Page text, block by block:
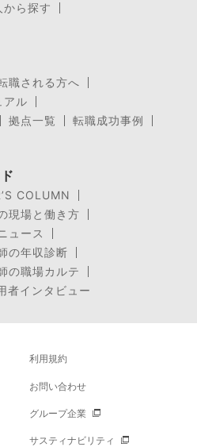
ら探す
職される方へ
アル
拠点一覧
転職成功事例
COLUMN
現場と働き方
ュース
の年収診断
の職場カルテ
者インタビュー
利用規約
お問い合わせ
グループ企業
サスティナビリティ